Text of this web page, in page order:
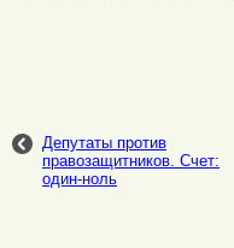
Депутаты против
правозащитников. Счет:
один-ноль